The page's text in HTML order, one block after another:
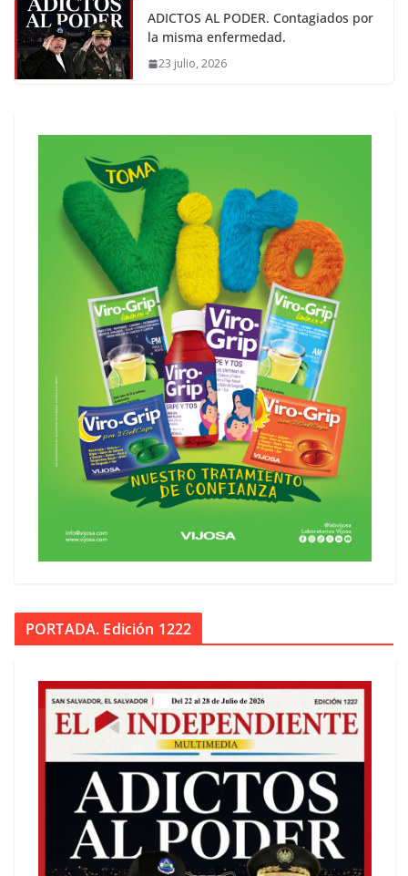
ADICTOS AL PODER. Contagiados por
la misma enfermedad.
23 julio, 2026
PORTADA. Edición 1222